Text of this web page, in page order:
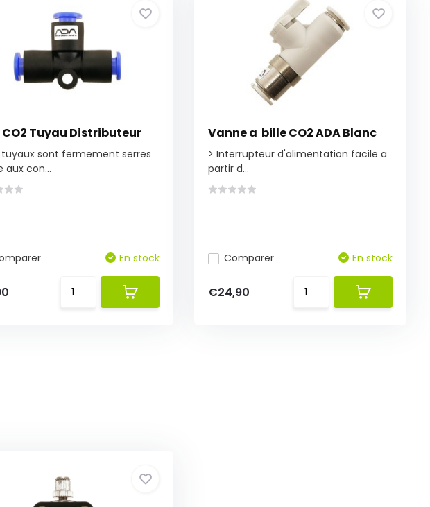
CO2 Tuyau Distributeur
tuyaux sont fermement serres
aux con...
En stock
Vanne a bille CO2 ADA Blanc
> Interrupteur d'alimentation facile a
partir d...
Comparer En stock
€24,90